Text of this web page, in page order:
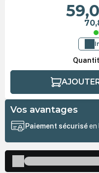
Vos avantages
Paiement sécuriséen